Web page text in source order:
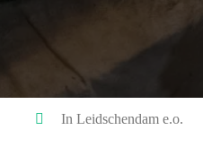
In Leidschendam e.o.